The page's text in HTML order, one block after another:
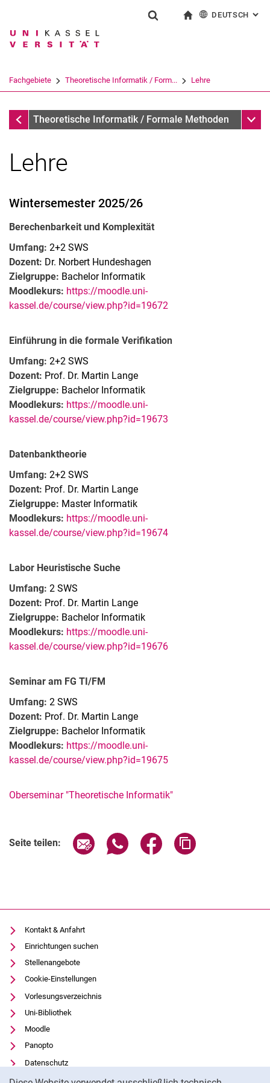
Springe direkt zu: Inhalt
Springe direkt zu: Suche
Springe direkt zu:
Suchbegriff
Suchen (öffnet externen Link in einem
DEUTSCH :
Fachgebiete Theoretische Informatik / Form... Lehre
Fachgebiete
Theoretische Informatik / Formale Methoden
Sommersemester 2025
Wintersemester 2025/26
Oberseminar "Theoretische Informatik"
Lehre
Wintersemester 2025/26
Berechenbarkeit und Komplexität
Umfang: 2+2 SWS
Dozent: Dr. Norbert Hundeshagen
Zielgruppe: Bachelor Informatik
Moodlekurs: https://moodle.uni-
kassel.de/course/view.php?id=19672
Einführung in die formale Verifikation
Umfang: 2+2 SWS
Dozent: Prof. Dr. Martin Lange
Zielgruppe: Bachelor Informatik
Moodlekurs: https://moodle.uni-
kassel.de/course/view.php?id=19673
Datenbanktheorie
Umfang: 2+2 SWS
Dozent: Prof. Dr. Martin Lange
Zielgruppe: Master Informatik
Moodlekurs: https://moodle.uni-
kassel.de/course/view.php?id=19674
Labor Heuristische Suche
Umfang: 2 SWS
Dozent: Prof. Dr. Martin Lange
Zielgruppe: Bachelor Informatik
Moodlekurs: https://moodle.uni-
kassel.de/course/view.php?id=19676
Seminar am FG TI/FM
Umfang: 2 SWS
Dozent: Prof. Dr. Martin Lange
Zielgruppe: Bachelor Informatik
Moodlekurs: https://moodle.uni-
kassel.de/course/view.php?id=19675
Oberseminar "Theoretische Informatik"
Seite teilen: Seite über E-Mail teilen
Seite über WhatsApp teilen
Seite über Facebook
Kontakt & Anfahrt
Einrichtungen suchen
Stellenangebote
Cookie-Einstellungen
Vorlesungsverzeichnis
Uni-Bibliothek
Moodle
Panopto
Datenschutz
Barrierefreiheit